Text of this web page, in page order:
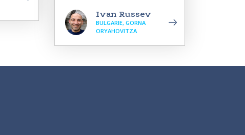
Ivan Russev
BULGARIE, GORNA
ORYAHOVITZA